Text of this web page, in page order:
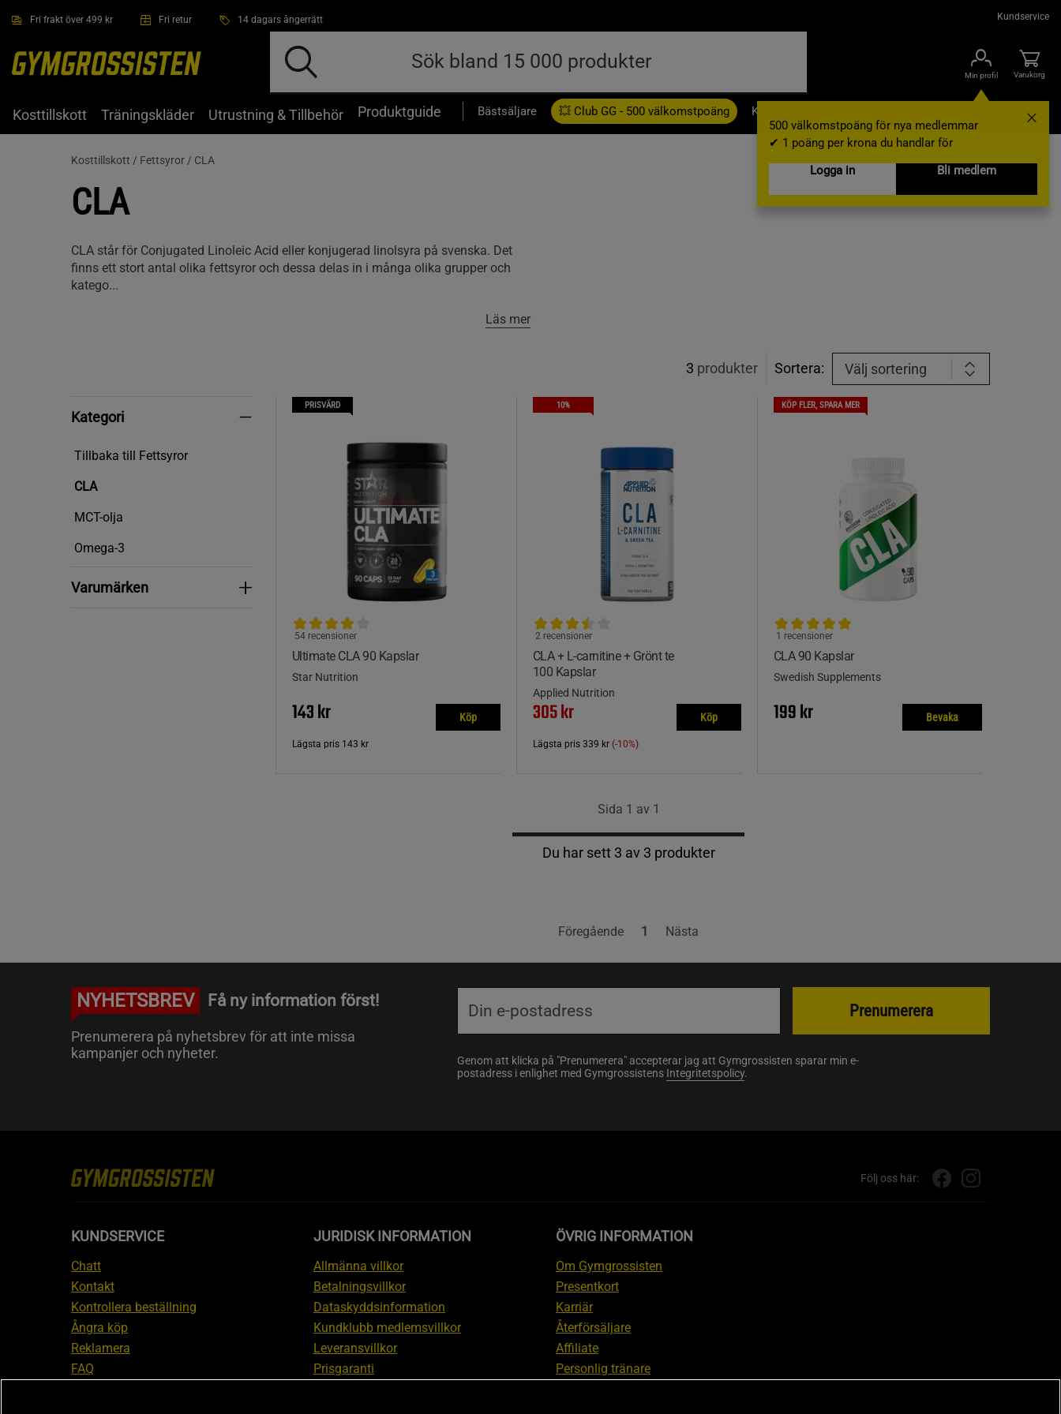
Fri frakt över 499 kr Fri retur 14 dagars ångerrätt Kundservice
Min profil
500 välkomstpoäng för nya medlemmar
✔ 1 poäng per krona du handlar för
Logga in
Bli medlem
Varukorg
Kosttillskott Träningskläder Utrustning & Tillbehör Produktguide Bästsäljare 💥 Club GG - 500 välkomstpoäng Kampanjer
Kosttillskott / Fettsyror / CLA
CLA
CLA står för Conjugated Linoleic Acid eller konjugerad linolsyra på svenska. Det
finns ett stort antal olika fettsyror och dessa delas in i många olika grupper och
katego...
Läs mer
3 produkter Sortera: Välj sortering
KategoriKategori
Tillbaka till Fettsyror
CLA
MCT-olja
Omega-3
VarumärkenVarumärken
PRISVÄRD
Ultimate CLA 90 Kapslar
54 recensioner
Star Nutrition
143 kr Köp
Lägsta pris 143 kr
10%
CLA + L-carnitine + Grönt te
100 Kapslar
2 recensioner
Applied Nutrition
305 kr Köp
Lägsta pris 339 kr (-10%)
KÖP FLER, SPARA MER
CLA 90 Kapslar
1 recensioner
Swedish Supplements
199 kr Bevaka
Sida 1 av 1
Du har sett 3 av 3 produkter
Föregående 1 Nästa
NYHETSBREV Få ny information först!
Prenumerera på nyhetsbrev för att inte missa
kampanjer och nyheter.
Genom att klicka på "Prenumerera" accepterar jag att Gymgrossisten sparar min e-
postadress i enlighet med Gymgrossistens Integritetspolicy.
Prenumerera
Följ oss här:
KUNDSERVICE
Chatt
Kontakt
Kontrollera beställning
Ångra köp
Reklamera
FAQ
JURIDISK INFORMATION
Allmänna villkor
Betalningsvillkor
Dataskyddsinformation
Kundklubb medlemsvillkor
Leveransvillkor
Prisgaranti
ÖVRIG INFORMATION
Om Gymgrossisten
Presentkort
Karriär
Återförsäljare
Affiliate
Personlig tränare